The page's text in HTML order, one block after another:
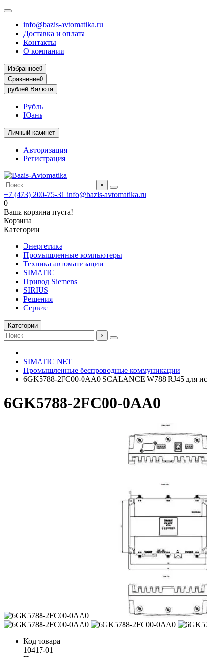
info@bazis-avtomatika.ru
Доставка и оплата
Контакты
О компании
Избранное0
Сравнение0
рублей Валюта
Рубль
Юань
Личный кабинет
Авторизация
Регистрация
×
+7 (473) 200-75-31 info@bazis-avtomatika.ru
0
Ваша корзина пуста!
Корзина
Категории
Энергетика
Промышленные компьютеры
Техника автоматизации
SIMATIC
Привод Siemens
SIRIUS
Решения
Сервис
Категории
×
SIMATIC NET
Промышленные беспроводные коммуникации
6GK5788-2FC00-0AA0 SCALANCE W788 RJ45 для
6GK5788-2FC00-0AA0
Код товара
10417-01